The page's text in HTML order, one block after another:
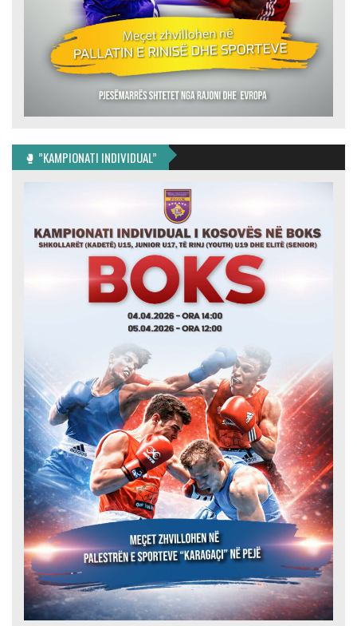
🥊 ”KAMPIONATI INDIVIDUAL”